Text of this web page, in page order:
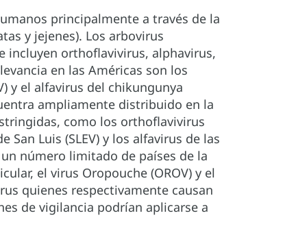
principalmente a través de la
y jejenes). Los arbovirus
incluyen orthoflavivirus, alphavirus,
en las Américas son los
y el alfavirus del chikungunya
ampliamente distribuido en la
como los orthoflavivirus
San Luis (SLEV) y los alfavirus de las
número limitado de países de la
el virus Oropouche (OROV) y el
quienes respectivamente causan
de vigilancia podrían aplicarse a